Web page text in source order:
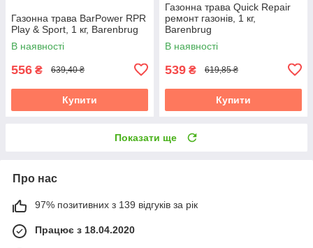
Газонна трава BarPower RPR
Play & Sport, 1 кг, Barenbrug
В наявності
556 ₴ 639,40 ₴
Купити
Газонна трава Quick Repair
ремонт газонів, 1 кг,
Barenbrug
В наявності
539 ₴ 619,85 ₴
Купити
Показати ще
Про нас
97% позитивних з 139 відгуків за рік
Працює з 18.04.2020